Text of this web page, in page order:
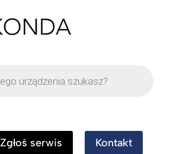
Zgłoś serwis Kontakt
2015 – 4G13